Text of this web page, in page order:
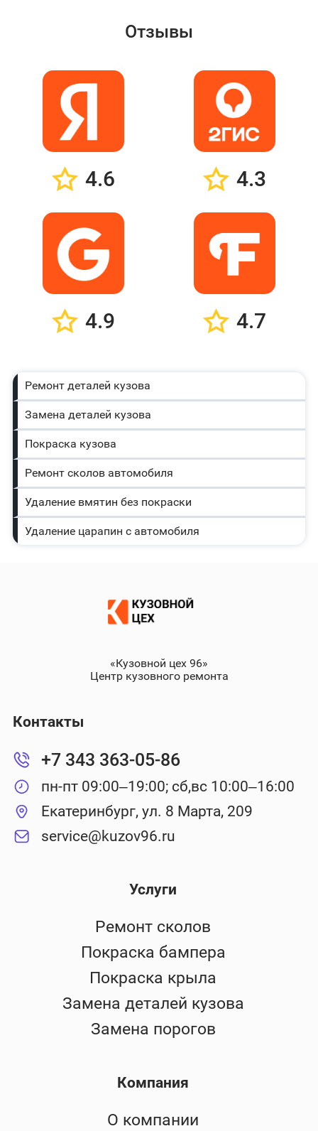
Отзывы
4.6 4.3
4.9 4.7
Ремонт деталей кузова
Замена деталей кузова
Покраска кузова
Ремонт сколов автомобиля
Удаление вмятин без покраски
Удаление царапин с автомобиля
«Кузовной цех 96»
Центр кузовного ремонта
Услуги
Ремонт сколов
Покраска бампера
Покраска крыла
Замена деталей кузова
Замена порогов
Компания
О компании
Контакты
+7 343 363-05-86
пн-пт 09:00–19:00; сб,вс 10:00–16:00
Екатеринбург, ул. 8 Марта, 209
service@kuzov96.ru